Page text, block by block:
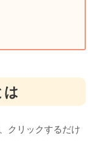
は
クリックするだけ